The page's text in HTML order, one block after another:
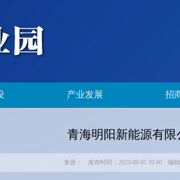
产业发展 招
青海明阳新能源有限
来源： 发布时间：2023-09-01 10:40 编